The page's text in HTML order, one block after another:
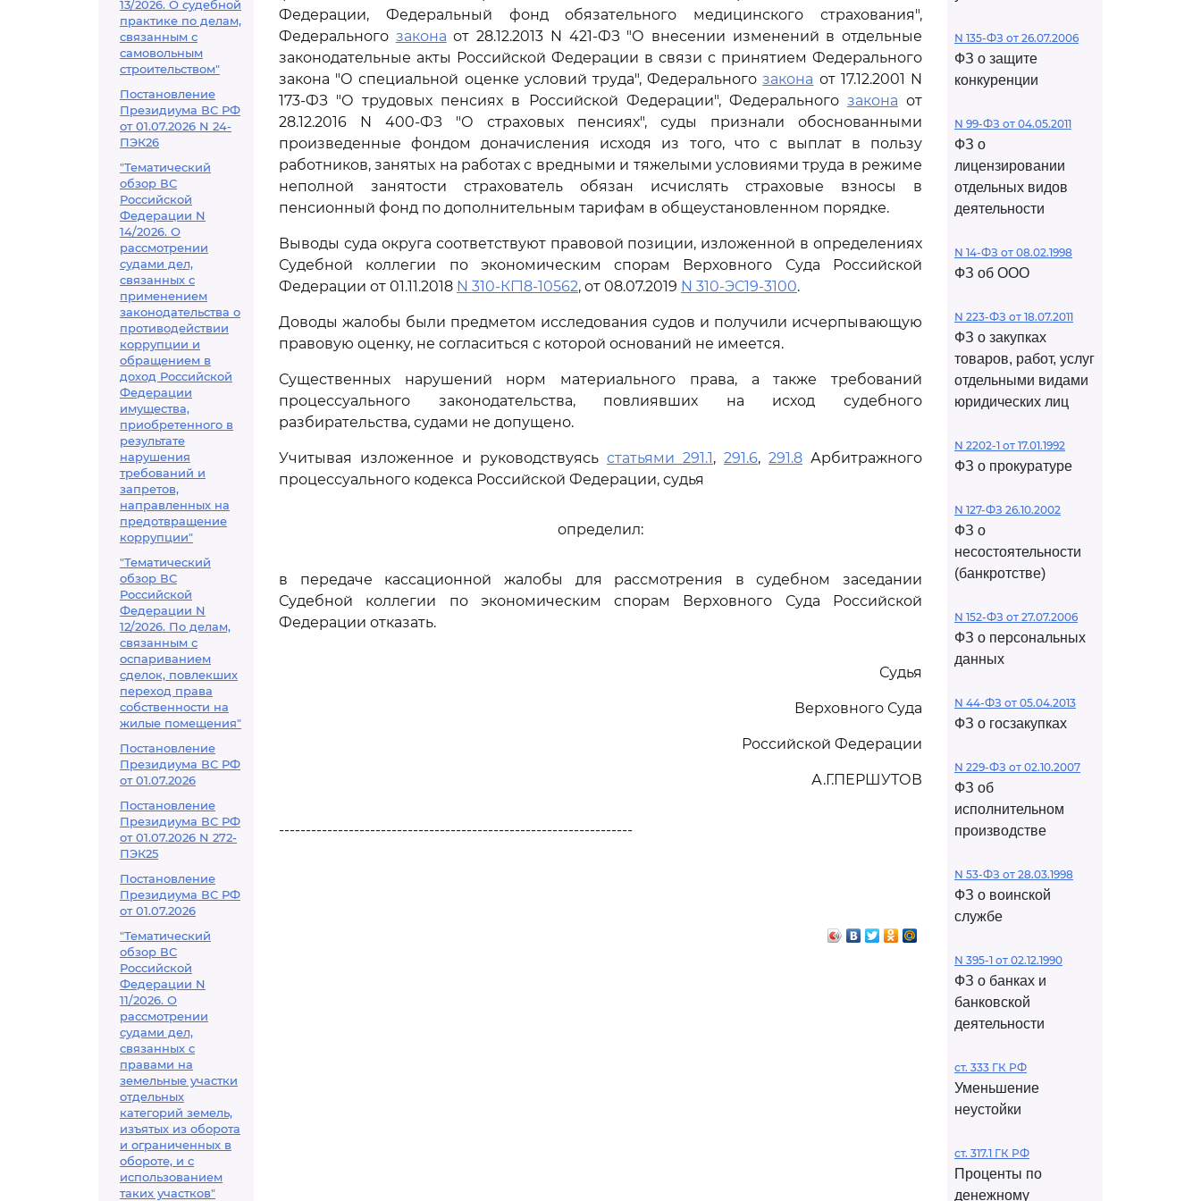
13/2026. О судебной
практике по делам,
связанным с
самовольным
строительством"
Постановление
Президиума ВС РФ
от 01.07.2026 N 24-
ПЭК26
"Тематический
обзор ВС
Российской
Федерации N
14/2026. О
рассмотрении
судами дел,
связанных с
применением
законодательства о
противодействии
коррупции и
обращением в
доход Российской
Федерации
имущества,
приобретенного в
результате
нарушения
требований и
запретов,
направленных на
предотвращение
коррупции"
"Тематический
обзор ВС
Российской
Федерации N
12/2026. По делам,
связанным с
оспариванием
сделок, повлекших
переход права
собственности на
жилые помещения"
Постановление
Президиума ВС РФ
от 01.07.2026
Постановление
Президиума ВС РФ
от 01.07.2026 N 272-
ПЭК25
Постановление
Президиума ВС РФ
от 01.07.2026
"Тематический
обзор ВС
Российской
Федерации N
11/2026. О
рассмотрении
судами дел,
связанных с
правами на
земельные участки
отдельных
категорий земель,
изъятых из оборота
и ограниченных в
обороте, и с
использованием
таких участков"
Федерации, Федеральный фонд обязательного медицинского страхования",
Федерального закона от 28.12.2013 N 421-ФЗ "О внесении изменений в отдельные
законодательные акты Российской Федерации в связи с принятием Федерального
закона "О специальной оценке условий труда", Федеральногозакона от 17.12.2001 N
173-ФЗ "О трудовых пенсиях в Российской Федерации", Федерального закона от
28.12.2016 N 400-ФЗ "О страховых пенсиях", суды признали обоснованными
произведенные фондом доначисления исходя из того, что с выплат в пользу
работников, занятых на работах с вредными и тяжелыми условиями труда в режиме
неполной занятости страхователь обязан исчислять страховые взносы в
пенсионный фонд по дополнительным тарифам в общеустановленном порядке.
Выводы суда округа соответствуют правовой позиции, изложенной в определениях
Судебной коллегии по экономическим спорам Верховного Суда Российской
Федерации от 01.11.2018 N 310-КГ18-10562, от 08.07.2019 N 310-ЭС19-3100.
Доводы жалобы были предметом исследования судов и получили исчерпывающую
правовую оценку, не согласиться с которой оснований не имеется.
Существенных нарушений норм материального права, а также требований
процессуального законодательства, повлиявших на исход судебного
разбирательства, судами не допущено.
Учитывая изложенное и руководствуясь статьями 291.1, 291.6, 291.8 Арбитражного
процессуального кодекса Российской Федерации, судья
определил:
в передаче кассационной жалобы для рассмотрения в судебном заседании
Судебной коллегии по экономическим спорам Верховного Суда Российской
Федерации отказать.
Судья
Верховного Суда
Российской Федерации
А.Г.ПЕРШУТОВ
------------------------------------------------------------------
N 135-ФЗ от 26.07.2006
ФЗ о защите
конкуренции
N 99-ФЗ от 04.05.2011
ФЗ о
лицензировании
отдельных видов
деятельности
N 14-ФЗ от 08.02.1998
ФЗ об ООО
N 223-ФЗ от 18.07.2011
ФЗ о закупках
товаров, работ, услуг
отдельными видами
юридических лиц
N 2202-1 от 17.01.1992
ФЗ о прокуратуре
N 127-ФЗ 26.10.2002
ФЗ о
несостоятельности
(банкротстве)
N 152-ФЗ от 27.07.2006
ФЗ о персональных
данных
N 44-ФЗ от 05.04.2013
ФЗ о госзакупках
N 229-ФЗ от 02.10.2007
ФЗ об
исполнительном
производстве
N 53-ФЗ от 28.03.1998
ФЗ о воинской
службе
N 395-1 от 02.12.1990
ФЗ о банках и
банковской
деятельности
ст. 333 ГК РФ
Уменьшение
неустойки
ст. 317.1 ГК РФ
Проценты по
денежному